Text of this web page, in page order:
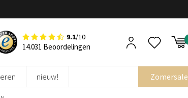
9.1/10
14.031 Beoordelingen
nieuw! Zomersale